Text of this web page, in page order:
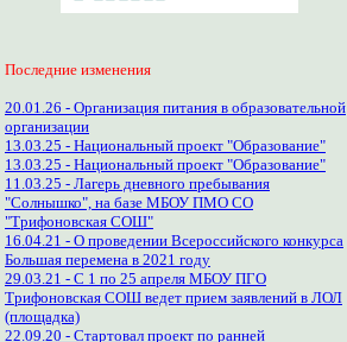
Последние изменения
20.01.26 - Организация питания в образовательной
организации
13.03.25 - Национальный проект "Образование"
13.03.25 - Национальный проект "Образование"
11.03.25 - Лагерь дневного пребывания
"Солнышко", на базе МБОУ ПМО СО
"Трифоновская СОШ"
16.04.21 - О проведении Всероссийского конкурса
Большая перемена в 2021 году
29.03.21 - С 1 по 25 апреля МБОУ ПГО
Трифоновская СОШ ведет прием заявлений в ЛОЛ
(площадка)
22.09.20 - Стартовал проект по ранней